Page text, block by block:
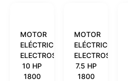
MOTOR
ELÉCTRICO
ELECTROSHOP
10 HP
1800
MOTOR
ELÉCTRICO
ELECTROSHOP
7.5 HP
1800